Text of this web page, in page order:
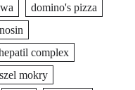
domino's pizza
complex
mokry